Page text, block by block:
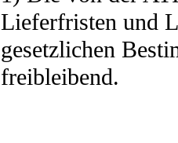
Lieferfristen und
gesetzlichen
freibleibend.